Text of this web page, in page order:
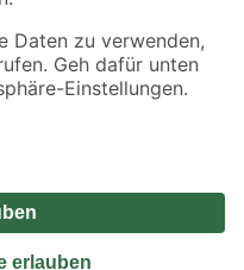
Angebote sind unter
Verfügbarkeiten beziehen
Artikel mit Speditionsversand, hier
Vertrag widerrufen